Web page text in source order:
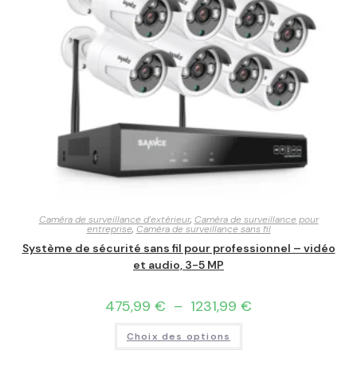
Caméra de surveillance d'extérieur, Caméra de surveillance pour
entreprise, Caméra de surveillance sans fil
Système de sécurité sans fil pour professionnel – vidéo
et audio, 3-5 MP
475,99 € – 1231,99 €
Choix des options